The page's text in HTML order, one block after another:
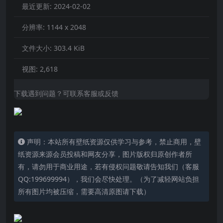
最近更新: 2024-02-02
分辨率: 1144 x 2048
文件大小: 303.4 KiB
视图: 2,618
下载遇到问题？可联系客服或反馈
声明：本站所有壁纸资源仅供学习与参考，禁止商用，壁
纸资源来源会员投稿和网友分享，图片版权归原创作者所
有，请勿用于商业用途，若有侵权问题敬请告知我们（客服
QQ:199699994），我们会尽快处理。（为了减轻网站负担
所有图片均被压缩，需要高清原图请下载）